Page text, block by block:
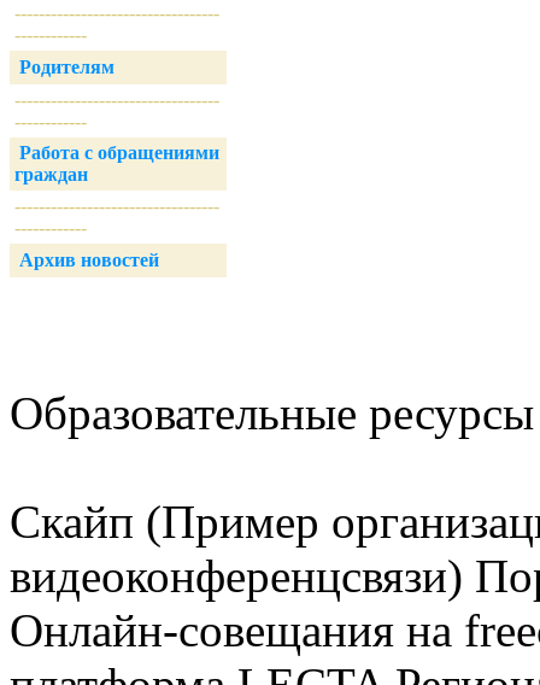
----------------------------------
------------
Родителям
----------------------------------
------------
Работа с обращениями
граждан
----------------------------------
------------
Архив новостей
Образовательные
Скайп (Пример
видеоконференцсвязи)
Онлайн-совещания на